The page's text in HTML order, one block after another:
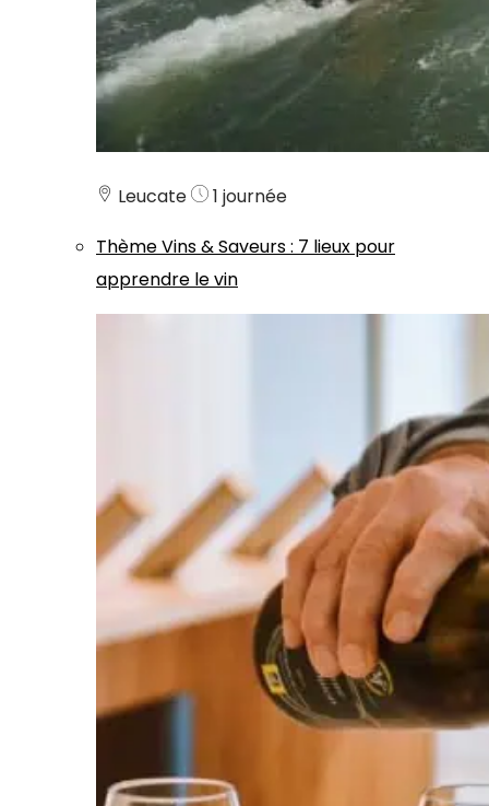
Leucate
1 journée
ThèmeVins & Saveurs: 7 lieux pour
apprendre le vin